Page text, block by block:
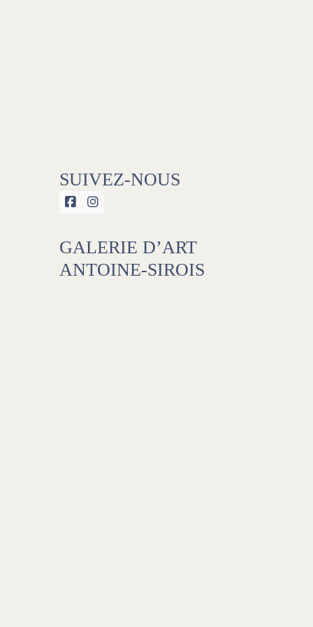
SUIVEZ-NOUS
 
GALERIE D’ART
ANTOINE-SIROIS